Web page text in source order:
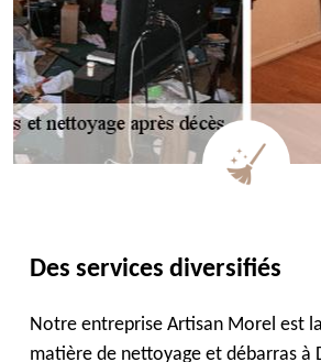
Des services diversifiés
Notre entreprise Artisan Morel est
matière de nettoyage et débarras à